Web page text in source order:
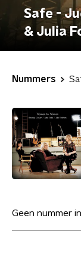
Safe -
& Julia
Nummers
Geen nummer